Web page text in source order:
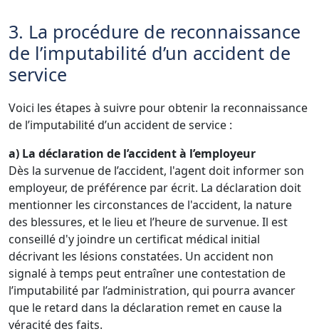
3. La procédure de reconnaissance
de l’imputabilité d’un accident de
service
Voici les étapes à suivre pour obtenir la reconnaissance
de l’imputabilité d’un accident de service :
a) La déclaration de l’accident à l’employeur
Dès la survenue de l’accident, l'agent doit informer son
employeur, de préférence par écrit. La déclaration doit
mentionner les circonstances de l'accident, la nature
des blessures, et le lieu et l’heure de survenue. Il est
conseillé d'y joindre un certificat médical initial
décrivant les lésions constatées. Un accident non
signalé à temps peut entraîner une contestation de
l’imputabilité par l’administration, qui pourra avancer
que le retard dans la déclaration remet en cause la
véracité des faits.